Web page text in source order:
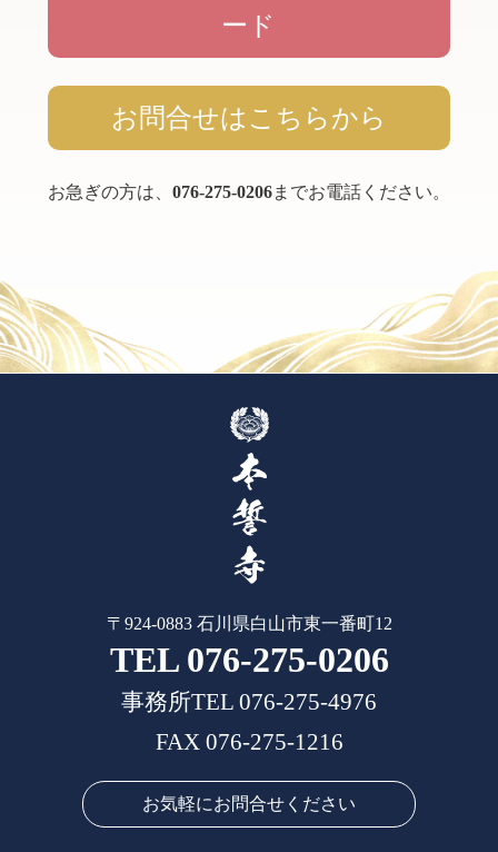
ード
お問合せはこちらから
お急ぎの方は、 076-275-0206までお電話ください。
〒924-0883 石川県白山市東一番町12
TEL 076-275-0206
事務所TEL 076-275-4976
FAX 076-275-1216
お気軽にお問合せください